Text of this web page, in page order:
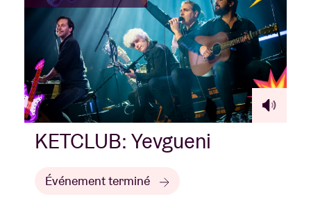
KETCLUB: Yevgueni
Événement terminé